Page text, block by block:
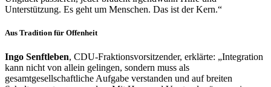
Unterstützung. Es geht um Menschen. Das ist der Kern.“
Aus Tradition für Offenheit
Ingo Senftleben, CDU-Fraktionsvorsitzender, erklärte: „Integration
kann nicht von allein gelingen, sondern muss als
gesamtgesellschaftliche Aufgabe verstanden und auf breiten